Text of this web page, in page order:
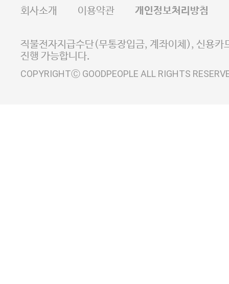
E-MAIL goodpeople@gpin.co.kr
사업자정보확인
이니시스 에스크로 서비
회사소개 이용약관 개인정보처리방침
직불전자지급수단(무통장입금, 계좌이체), 신용카
진행 가능합니다.
COPYRIGHTⒸ GOODPEOPLE ALL RIGHTS